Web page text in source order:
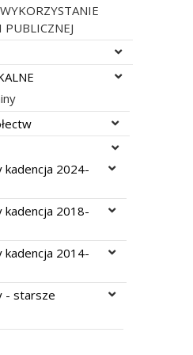
PUBLICZNEJ
kadencja 2024-
kadencja 2018-
kadencja 2014-
- starsze